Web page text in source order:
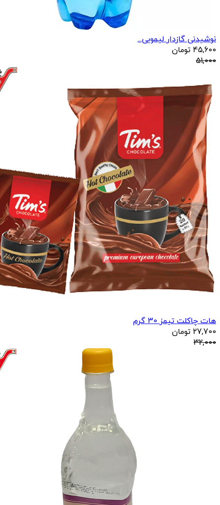
نوشیدنی گازدار لیمویی...
45,600 تومان
51,000
هات چاکلت تیمز 30 گرم
27,700 تومان
32,000